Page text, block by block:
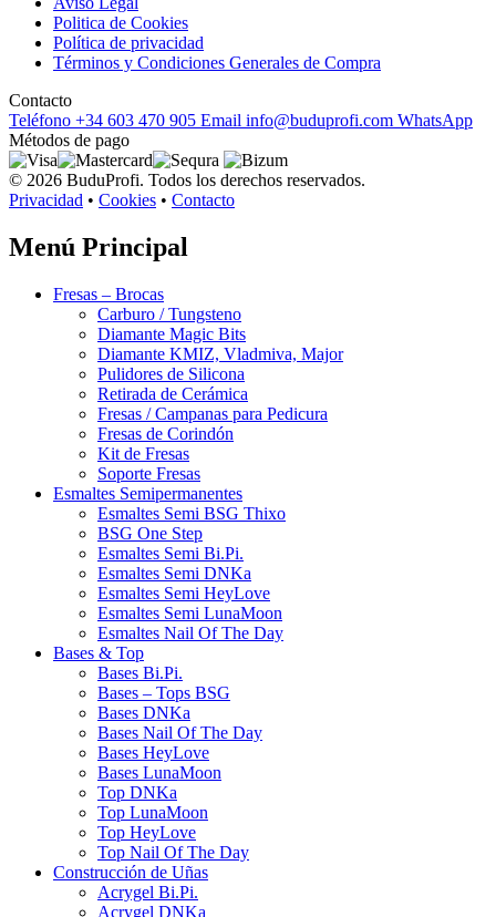
Politica de Cookies
Política de privacidad
Términos y Condiciones Generales de Compra
Contacto
Teléfono +34 603 470 905 Email info@buduprofi.com WhatsApp
Métodos de pago
© 2026 BuduProfi. Todos los derechos reservados.
Privacidad • Cookies • Contacto
Menú Principal
Fresas – Brocas
Carburo / Tungsteno
Diamante Magic Bits
Diamante KMIZ, Vladmiva, Major
Pulidores de Silicona
Retirada de Cerámica
Fresas / Campanas para Pedicura
Fresas de Corindón
Kit de Fresas
Soporte Fresas
Esmaltes Semipermanentes
Esmaltes Semi BSG Thixo
BSG One Step
Esmaltes Semi Bi.Pi.
Esmaltes Semi DNKa
Esmaltes Semi HeyLove
Esmaltes Semi LunaMoon
Esmaltes Nail Of The Day
Bases & Top
Bases Bi.Pi.
Bases – Tops BSG
Bases DNKa
Bases Nail Of The Day
Bases HeyLove
Bases LunaMoon
Top DNKa
Top LunaMoon
Top HeyLove
Top Nail Of The Day
Construcción de Uñas
Acrygel Bi.Pi.
Acrygel DNKa